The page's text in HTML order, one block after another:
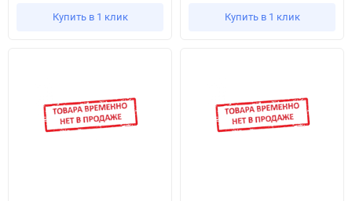
Купить в 1 клик Купить в 1 клик